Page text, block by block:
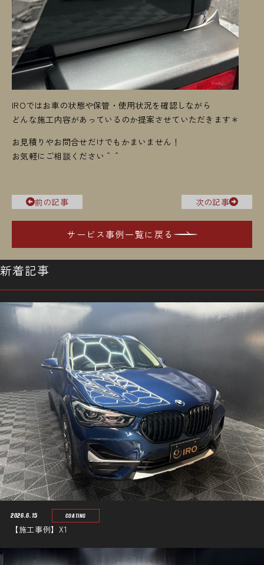
IROではお車の状態や保管・使用状況を確認しながら
どんな施工内容があっているのか提案させていただきます＊
お見積りやお問合せだけでもかまいません！
お気軽にご相談ください＾＾
前の記事 次の記事
サービス事例一覧に戻る
新着記事
2026.6.15 COATING
【施工事例】X1